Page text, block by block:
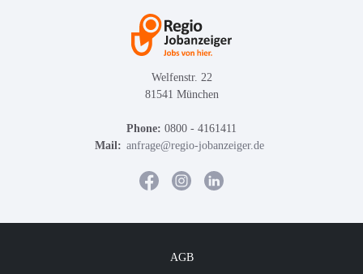
Welfenstr. 22
81541 München
Phone: 0800 - 4161411
Mail: anfrage@regio-jobanzeiger.de
AGB